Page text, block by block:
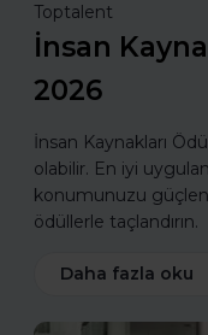
Toptalent
İnsan
2026
İnsan Kaynakları
olabilir. En iyi
konumunuzu
ödüllerle taçlandırın.
Daha fazla oku